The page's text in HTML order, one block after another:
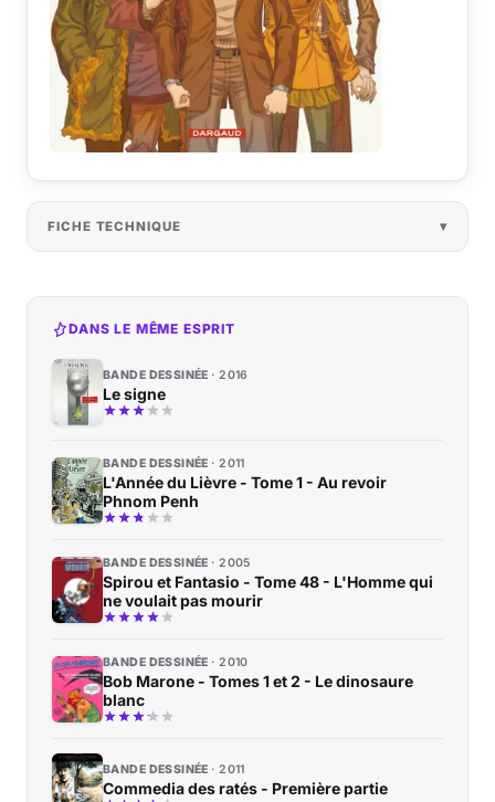
FICHE TECHNIQUE
DANS LE MÊME ESPRIT
BANDE DESSINÉE 2016
Le signe
BANDE DESSINÉE 2011
L'Année du Lièvre - Tome 1 - Au revoir
Phnom Penh
BANDE DESSINÉE 2005
Spirou et Fantasio - Tome 48 - L'Homme qui
ne voulait pas mourir
BANDE DESSINÉE 2010
Bob Marone - Tomes 1 et 2 - Le dinosaure
blanc
BANDE DESSINÉE 2011
Commedia des ratés - Première partie